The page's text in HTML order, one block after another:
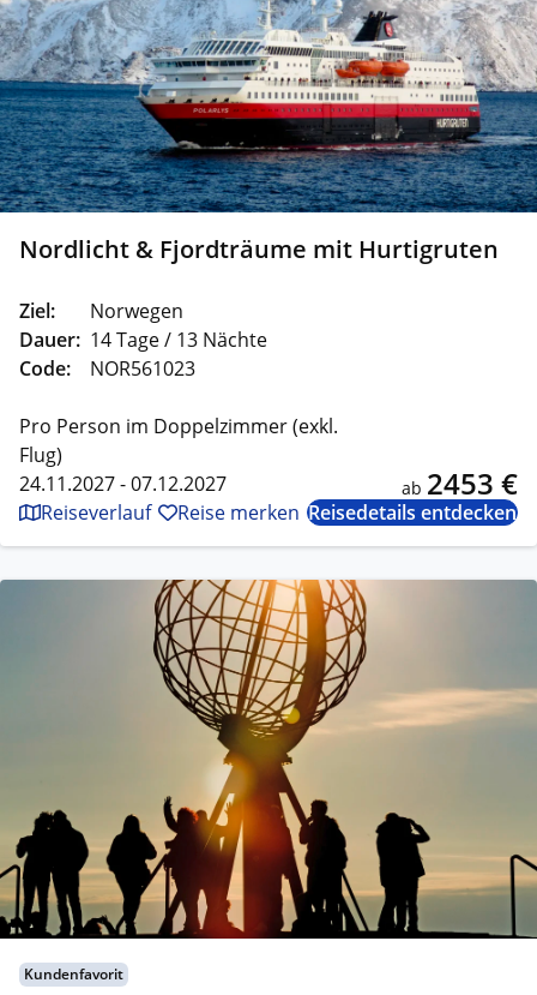
Nordlicht & Fjordträume mit Hurtigruten
Ziel:
Norwegen
Dauer: 14 Tage / 13 Nächte
Code:
NOR561023
Pro Person im Doppelzimmer (exkl.
Flug)
24.11.2027 - 07.12.2027
ab 2453 €
Reiseverlauf Reise merken Reisedetails entdecken
Kundenfavorit